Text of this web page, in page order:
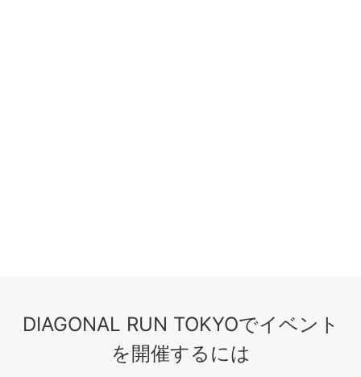
DIAGONAL RUN TOKYOでイベント
を開催するには